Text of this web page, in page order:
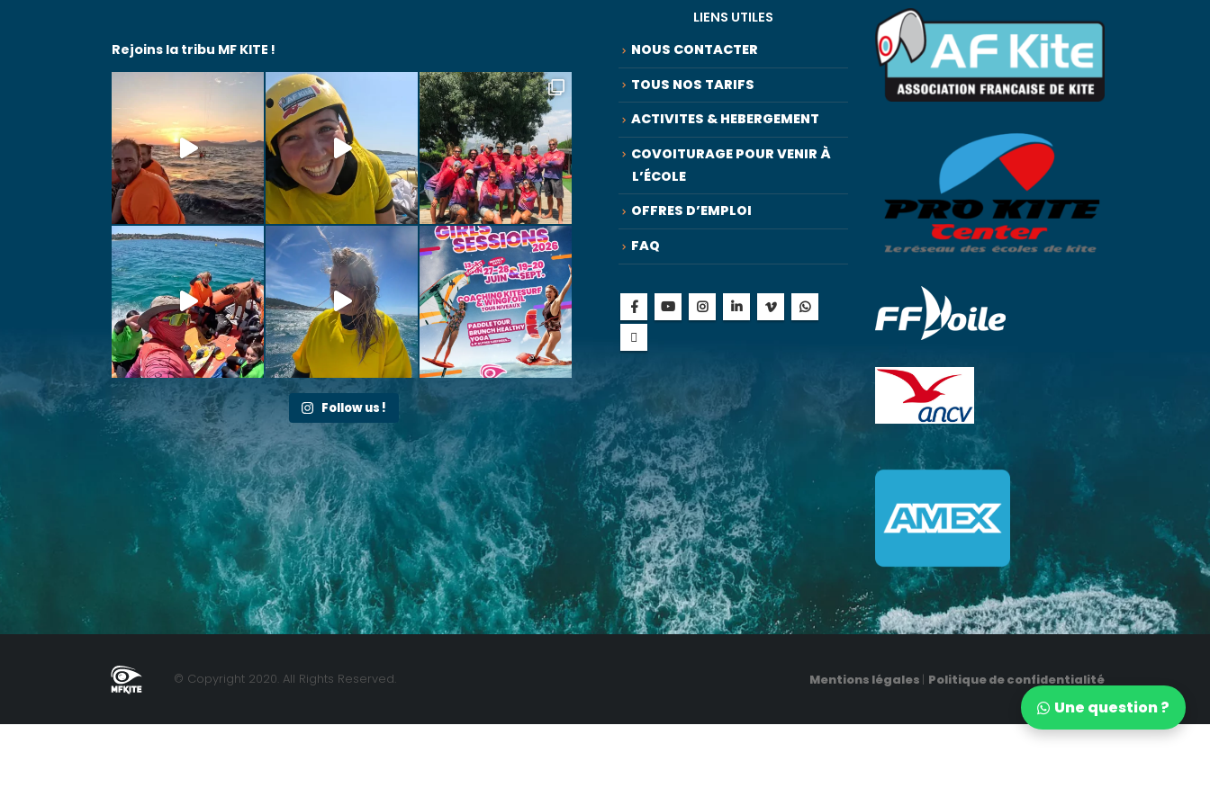
Une question ?
Rejoins la tribu MF KITE !
Follow us !
LIENS UTILES
NOUS CONTACTER
TOUS NOS TARIFS
ACTIVITES & HEBERGEMENT
COVOITURAGE POUR VENIR À
L’ÉCOLE
OFFRES D’EMPLOI
FAQ
© Copyright 2020. All Rights Reserved. Mentions légales | Politique de confidentialité